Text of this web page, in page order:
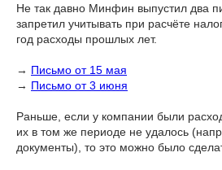
Не так давно Минфин выпустил два
запретил учитывать при расчёте
год расходы прошлых лет.
→ Письмо от 15 мая
→ Письмо от 3 июня
Раньше, если у компании были
их в том же периоде не удалось
документы), то это можно было